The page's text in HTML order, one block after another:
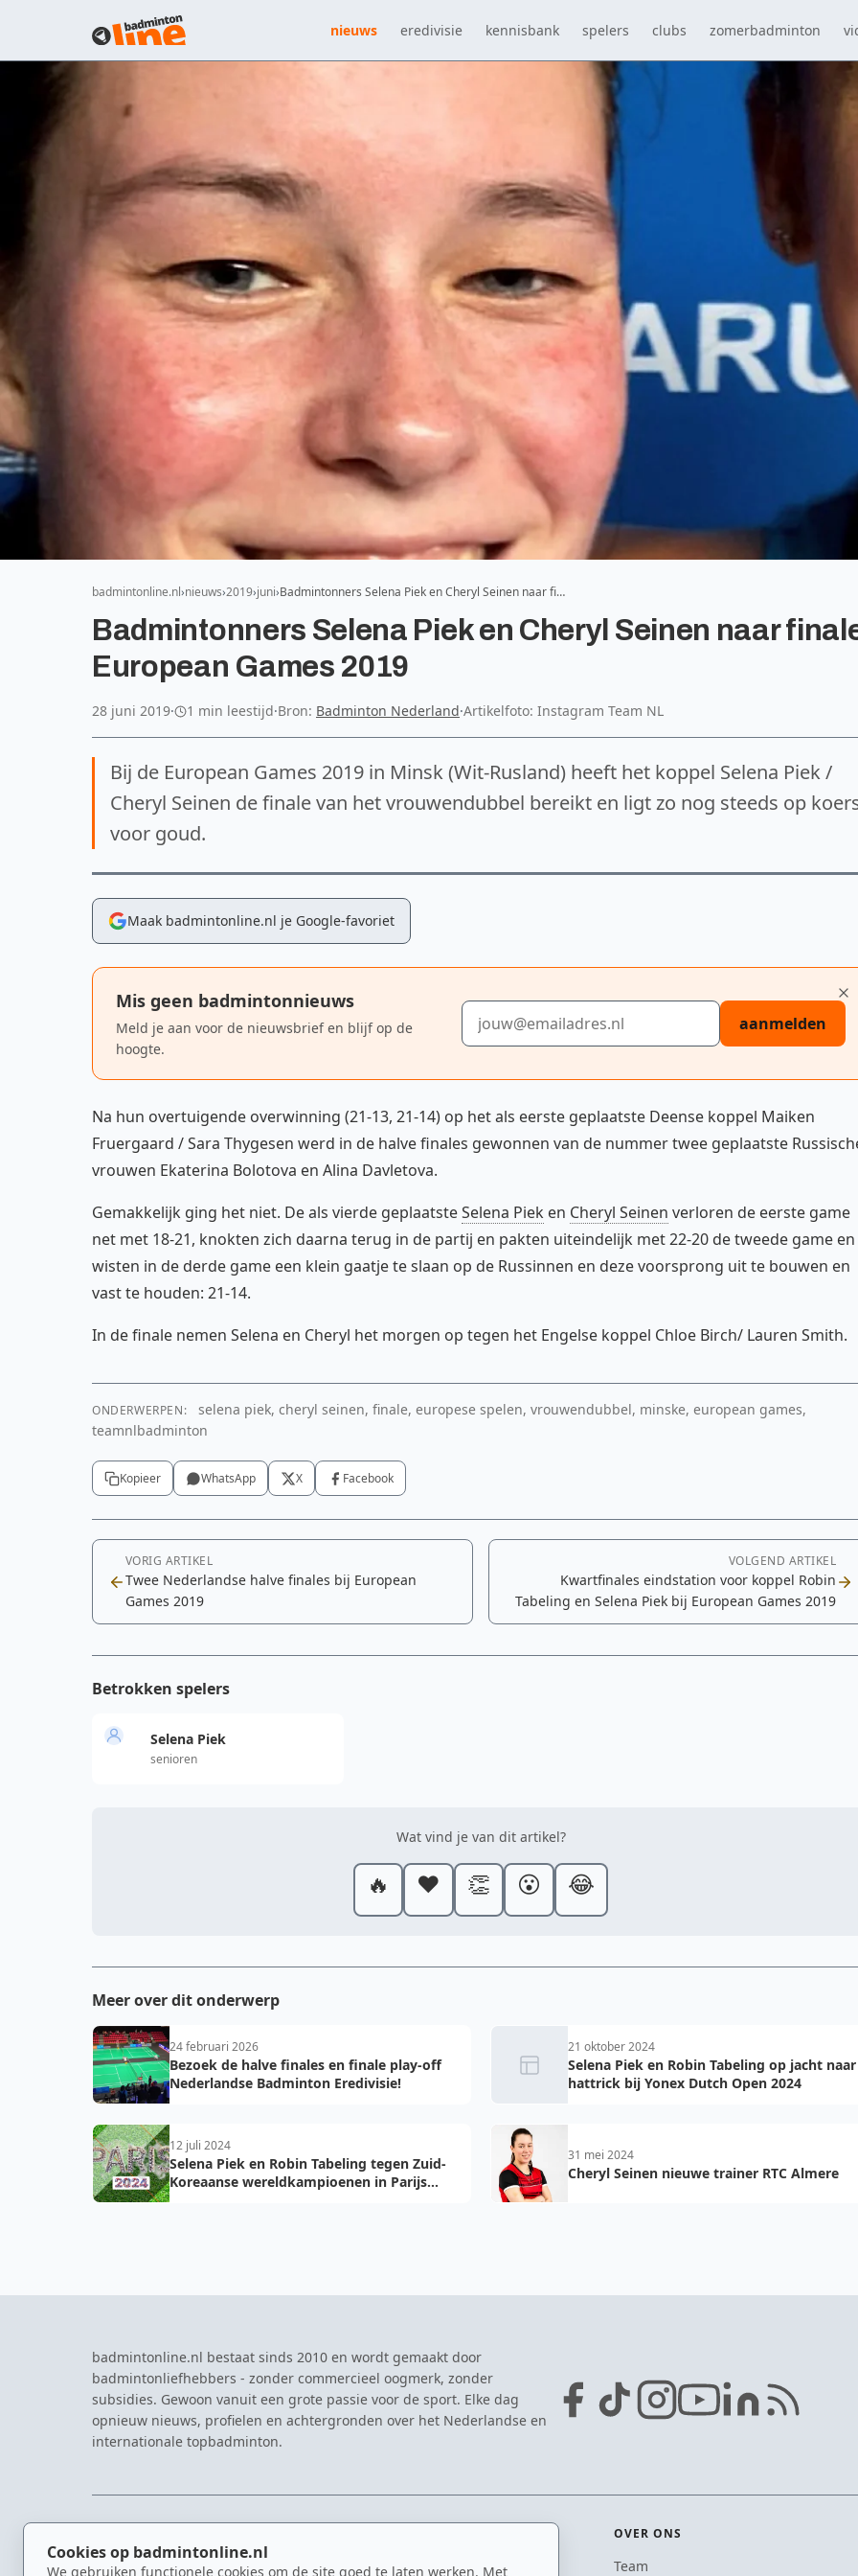
Cookies op badmintonline.nl
We gebruiken functionele cookies om de site goed te laten werken. Met
nieuws eredivisie kennisbank spelers clubs zomerbadminton
badmintonline.nl nieuws 2019 juni Badmintonners Selena Piek en Cheryl Seinen naar fi…
Badmintonners Selena Piek en Cheryl Seinen naar
European Games 2019
28 juni 2019· 1 min leestijd·Bron: Badminton Nederland·Artikelfoto: Instagram Team NL
Bij de European Games 2019 in Minsk (Wit-Rusland) heeft het koppel Selena Piek /
Cheryl Seinen de finale van het vrouwendubbel bereikt en ligt zo nog steeds op
voor goud.
Maak badmintonline.nl je Google-favoriet
Mis geen badmintonnieuws
Meld je aan voor de nieuwsbrief en blijf op de
hoogte.
E-mailadres
aanmelden
Na hun overtuigende overwinning (21-13, 21-14) op het als eerste geplaatste Deense koppel Maiken
Fruergaard / Sara Thygesen werd in de halve finales gewonnen van de nummer twee geplaatste
vrouwen Ekaterina Bolotova en Alina Davletova.
Gemakkelijk ging het niet. De als vierde geplaatsteSelena Piek en Cheryl Seinen verloren de eerste game
net met 18-21, knokten zich daarna terug in de partij en pakten uiteindelijk met 22-20 de tweede game en
wisten in de derde game een klein gaatje te slaan op de Russinnen en deze voorsprong uit te bouwen en
vast te houden: 21-14.
In de finale nemen Selena en Cheryl het morgen op tegen het Engelse koppel Chloe Birch/ Lauren Smith.
ONDERWERPEN:
selena piek, cheryl seinen, finale, europese spelen, vrouwendubbel, minske, european games,
teamnlbadminton
Kopieer WhatsApp X Facebook
VORIG ARTIKEL
Twee Nederlandse halve finales bij European
Games 2019
VOLGEND ARTIKEL
Kwartfinales eindstation voor koppel Robin
Tabeling en Selena Piek bij European Games 2019
Betrokken spelers
Selena Piek
senioren
Wat vind je van dit artikel?
🔥 ❤️ 👏 😮 😂
Meer over dit onderwerp
24 februari 2026
Bezoek de halve finales en finale play-off
Nederlandse Badminton Eredivisie!
21 oktober 2024
Selena Piek en Robin Tabeling op jacht naar
hattrick bij Yonex Dutch Open 2024
12 juli 2024
Selena Piek en Robin Tabeling tegen Zuid-
Koreaanse wereldkampioenen in Parijs
31 mei 2024
Cheryl Seinen nieuwe trainer RTC Almere
badmintonline.nl bestaat sinds 2010 en wordt gemaakt door
badmintonliefhebbers - zonder commercieel oogmerk, zonder
subsidies. Gewoon vanuit een grote passie voor de sport. Elke dag
opnieuw nieuws, profielen en achtergronden over het Nederlandse en
internationale topbadminton.
Nieuws Eredivisie
OVER ONS
Team